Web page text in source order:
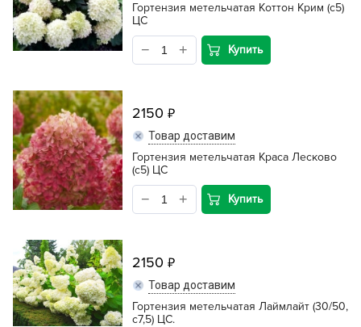
Гортензия метельчатая Коттон Крим (c5)
ЦС
Купить
2150
Товар доставим
Гортензия метельчатая Краса Лесково
(с5) ЦС
Купить
2150
Товар доставим
Гортензия метельчатая Лаймлайт (30/50,
с7,5) ЦС.